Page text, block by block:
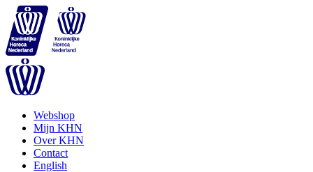
Webshop
Mijn KHN
Over KHN
Contact
English